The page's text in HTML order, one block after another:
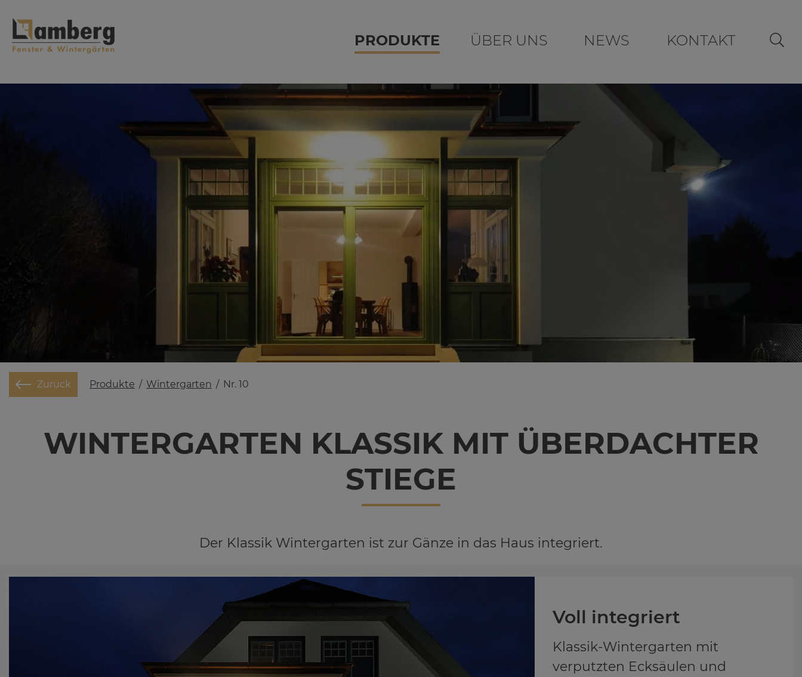
PRODUKTE ÜBER UNS NEWS KONTAKT
Zurück Produkte / Wintergarten / Nr. 10
WIN­TER­GAR­TEN KLAS­SIK MIT ÜBER­DACH­TER
STIE­GE
Der Klassik Wintergarten ist zur Gänze in das Haus integriert.
Voll in­te­griert
Klassik-Wintergarten mit
verputzten Ecksäulen und